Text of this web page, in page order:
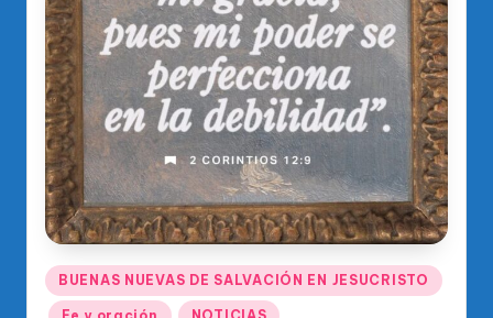
Publicado
en
BUENAS NUEVAS DE SALVACIÓN EN JESUCRISTO